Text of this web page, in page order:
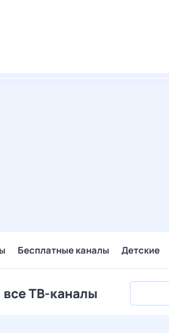
Бесплатные каналы Детские
все ТВ-каналы